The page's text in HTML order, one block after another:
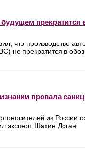
прекратится
что производство
не прекратится в
провала
из России
эксперт Шахин Доган